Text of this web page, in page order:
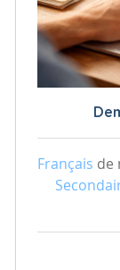
Français de